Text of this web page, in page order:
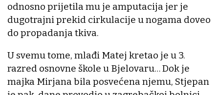
odnosno prijetila mu je amputacija jer je
dugotrajni prekid cirkulacije u nogama doveo
do propadanja tkiva.
U svemu tome, mlađi Matej kretao je u 3.
razred osnovne škole u Bjelovaru… Dok je
majka Mirjana bila posvećena njemu, Stjepan